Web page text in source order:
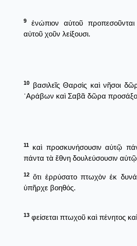
9
ἐνώπιον αὐτοῦ προπεσοῦνται
αὐτοῦ χοῦν λείξουσι.
10
βασιλεῖς Θαρσὶς καὶ νῆσοι
᾿Αράβων καὶ Σαβᾶ δῶρα
11
καὶ προσκυνήσουσιν αὐτῷ
πάντα τὰ ἔθνη δουλεύσουσιν
12 ὅτι ἐρρύσατο πτωχὸν ἐκ
ὑπῆρχε βοηθός.
13 φείσεται πτωχοῦ καὶ πένητος